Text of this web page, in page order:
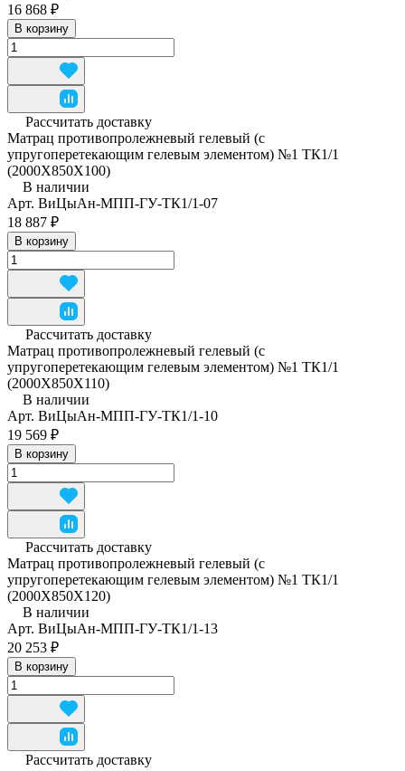
16 868 ₽
В корзину
Рассчитать доставку
Матрац противопролежневый гелевый (с
упругоперетекающим гелевым элементом) №1 ТК1/1
(2000Х850Х100)
В наличии
Арт. ВиЦыАн-МПП-ГУ-ТК1/1-07
18 887 ₽
В корзину
Рассчитать доставку
Матрац противопролежневый гелевый (с
упругоперетекающим гелевым элементом) №1 ТК1/1
(2000Х850Х110)
В наличии
Арт. ВиЦыАн-МПП-ГУ-ТК1/1-10
19 569 ₽
В корзину
Рассчитать доставку
Матрац противопролежневый гелевый (с
упругоперетекающим гелевым элементом) №1 ТК1/1
(2000Х850Х120)
В наличии
Арт. ВиЦыАн-МПП-ГУ-ТК1/1-13
20 253 ₽
В корзину
Рассчитать доставку